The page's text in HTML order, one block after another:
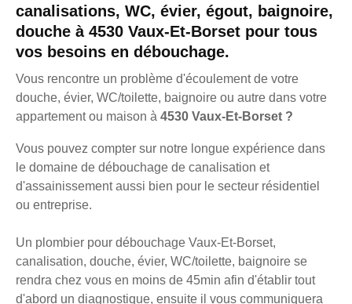
canalisations, WC, évier, égout, baignoire,
douche à 4530 Vaux-Et-Borset pour tous
vos besoins en débouchage.
Vous rencontre un problème d'écoulement de votre
douche, évier, WC/toilette, baignoire ou autre dans votre
appartement ou maison à 4530 Vaux-Et-Borset ?
Vous pouvez compter sur notre longue expérience dans
le domaine de débouchage de canalisation et
d'assainissement aussi bien pour le secteur résidentiel
ou entreprise.
Un plombier pour débouchage Vaux-Et-Borset,
canalisation, douche, évier, WC/toilette, baignoire se
rendra chez vous en moins de 45min afin d'établir tout
d'abord un diagnostique, ensuite il vous communiquera